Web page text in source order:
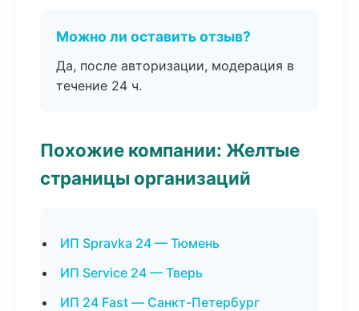
Можно ли оставить отзыв?
Да, после авторизации, модерация в
течение 24 ч.
Похожие компании: Желтые
страницы организаций
ИП Spravka 24 — Тюмень
ИП Service 24 — Тверь
ИП 24 Fast — Санкт-Петербург